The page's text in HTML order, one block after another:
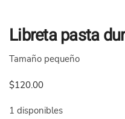
Libreta pasta
Tamaño pequeño
$120.00
1 disponibles